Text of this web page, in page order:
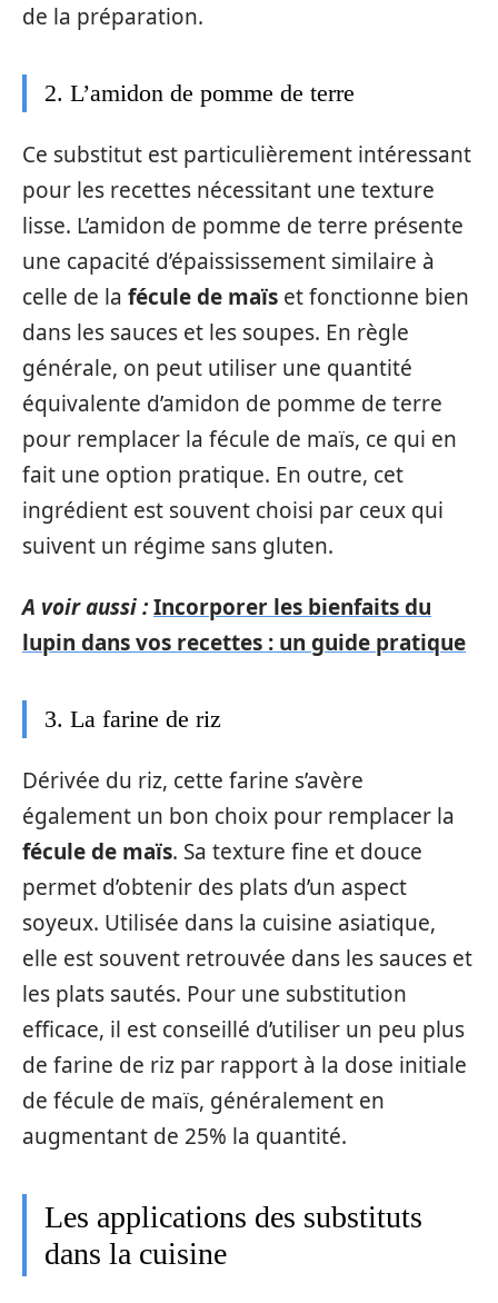
de la préparation.
2. L’amidon de pomme de terre
Ce substitut est particulièrement intéressant
pour les recettes nécessitant une texture
lisse. L’amidon de pomme de terre présente
une capacité d’épaississement similaire à
celle de la fécule de maïs et fonctionne bien
dans les sauces et les soupes. En règle
générale, on peut utiliser une quantité
équivalente d’amidon de pomme de terre
pour remplacer la fécule de maïs, ce qui en
fait une option pratique. En outre, cet
ingrédient est souvent choisi par ceux qui
suivent un régime sans gluten.
A voir aussi :Incorporer les bienfaits du
lupin dans vos recettes : un guide pratique
3. La farine de riz
Dérivée du riz, cette farine s’avère
également un bon choix pour remplacer la
fécule de maïs. Sa texture fine et douce
permet d’obtenir des plats d’un aspect
soyeux. Utilisée dans la cuisine asiatique,
elle est souvent retrouvée dans les sauces et
les plats sautés. Pour une substitution
efficace, il est conseillé d’utiliser un peu plus
de farine de riz par rapport à la dose initiale
de fécule de maïs, généralement en
augmentant de 25% la quantité.
Les applications des substituts
dans la cuisine